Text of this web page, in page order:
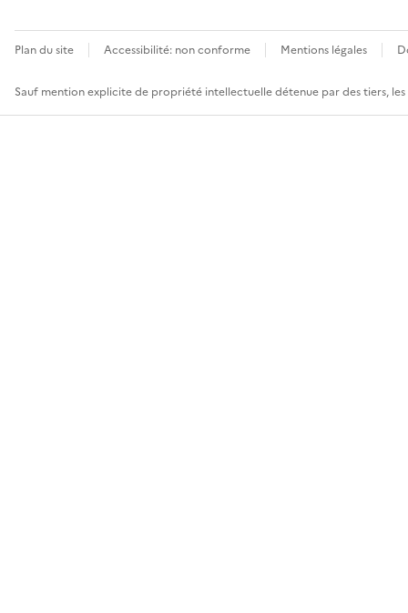
Plan du site Accessibilité: non conforme Mentions légales
Sauf mention explicite de propriété intellectuelle détenue par des tiers,